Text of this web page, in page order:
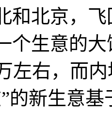
和北京，
个生意的
左右，而
的新生意基